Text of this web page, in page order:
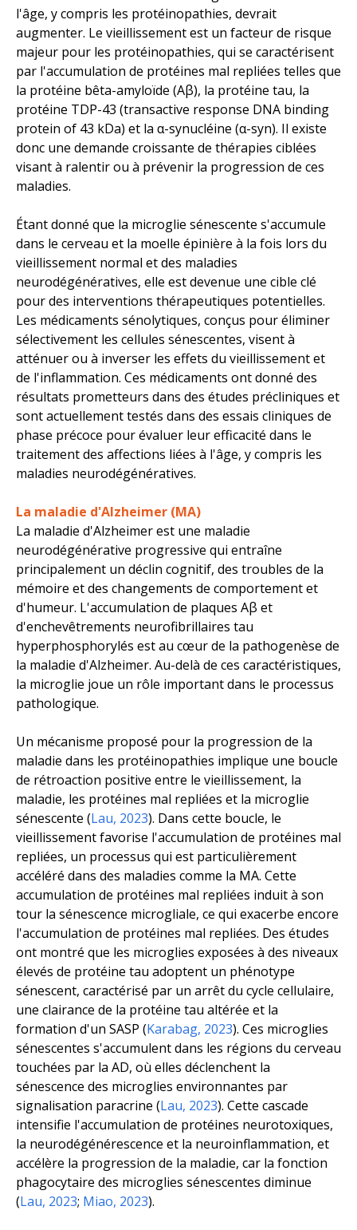
l'âge, y compris les protéinopathies, devrait
augmenter. Le vieillissement est un facteur de risque
majeur pour les protéinopathies, qui se caractérisent
par l'accumulation de protéines mal repliées telles que
la protéine bêta-amyloïde (Aβ), la protéine tau, la
protéine TDP-43 (transactive response DNA binding
protein of 43 kDa) et la α-synucléine (α-syn). Il existe
donc une demande croissante de thérapies ciblées
visant à ralentir ou à prévenir la progression de ces
maladies.
Étant donné que la microglie sénescente s'accumule
dans le cerveau et la moelle épinière à la fois lors du
vieillissement normal et des maladies
neurodégénératives, elle est devenue une cible clé
pour des interventions thérapeutiques potentielles.
Les médicaments sénolytiques, conçus pour éliminer
sélectivement les cellules sénescentes, visent à
atténuer ou à inverser les effets du vieillissement et
de l'inflammation. Ces médicaments ont donné des
résultats prometteurs dans des études précliniques et
sont actuellement testés dans des essais cliniques de
phase précoce pour évaluer leur efficacité dans le
traitement des affections liées à l'âge, y compris les
maladies neurodégénératives.
La maladie d'Alzheimer (MA)
La maladie d'Alzheimer est une maladie
neurodégénérative progressive qui entraîne
principalement un déclin cognitif, des troubles de la
mémoire et des changements de comportement et
d'humeur. L'accumulation de plaques Aβ et
d'enchevêtrements neurofibrillaires tau
hyperphosphorylés est au cœur de la pathogenèse de
la maladie d'Alzheimer. Au-delà de ces caractéristiques,
la microglie joue un rôle important dans le processus
pathologique.
Un mécanisme proposé pour la progression de la
maladie dans les protéinopathies implique une boucle
de rétroaction positive entre le vieillissement, la
maladie, les protéines mal repliées et la microglie
sénescente (Lau, 2023). Dans cette boucle, le
vieillissement favorise l'accumulation de protéines mal
repliées, un processus qui est particulièrement
accéléré dans des maladies comme la MA. Cette
accumulation de protéines mal repliées induit à son
tour la sénescence microgliale, ce qui exacerbe encore
l'accumulation de protéines mal repliées. Des études
ont montré que les microglies exposées à des niveaux
élevés de protéine tau adoptent un phénotype
sénescent, caractérisé par un arrêt du cycle cellulaire,
une clairance de la protéine tau altérée et la
formation d'un SASP (Karabag, 2023). Ces microglies
sénescentes s'accumulent dans les régions du cerveau
touchées par la AD, où elles déclenchent la
sénescence des microglies environnantes par
signalisation paracrine (Lau, 2023). Cette cascade
intensifie l'accumulation de protéines neurotoxiques,
la neurodégénérescence et la neuroinflammation, et
accélère la progression de la maladie, car la fonction
phagocytaire des microglies sénescentes diminue
(Lau, 2023; Miao, 2023).